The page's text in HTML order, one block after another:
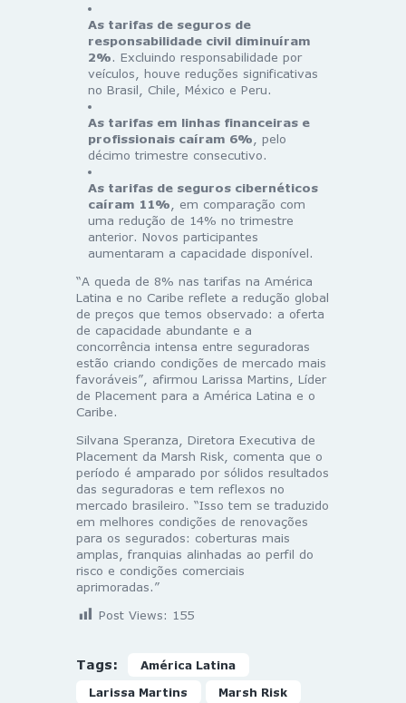
As tarifas de seguros de
responsabilidade civil diminuíram
2%. Excluindo responsabilidade por
veículos, houve reduções significativas
no Brasil, Chile, México e Peru.
As tarifas em linhas financeiras e
profissionais caíram 6% , pelo
décimo trimestre consecutivo.
As tarifas de seguros cibernéticos
caíram 11% , em comparação com
uma redução de 14% no trimestre
anterior. Novos participantes
aumentaram a capacidade disponível.
“A queda de 8% nas tarifas na América
Latina e no Caribe reflete a redução global
de preços que temos observado: a oferta
de capacidade abundante e a
concorrência intensa entre seguradoras
estão criando condições de mercado mais
favoráveis”, afirmou Larissa Martins, Líder
de Placement para a América Latina e o
Caribe.
Silvana Speranza, Diretora Executiva de
Placement da Marsh Risk, comenta que o
período é amparado por sólidos resultados
das seguradoras e tem reflexos no
mercado brasileiro. “Isso tem se traduzido
em melhores condições de renovações
para os segurados: coberturas mais
amplas, franquias alinhadas ao perfil do
risco e condições comerciais
aprimoradas.”
Post Views: 155
Tags: América Latina
Larissa Martins Marsh Risk